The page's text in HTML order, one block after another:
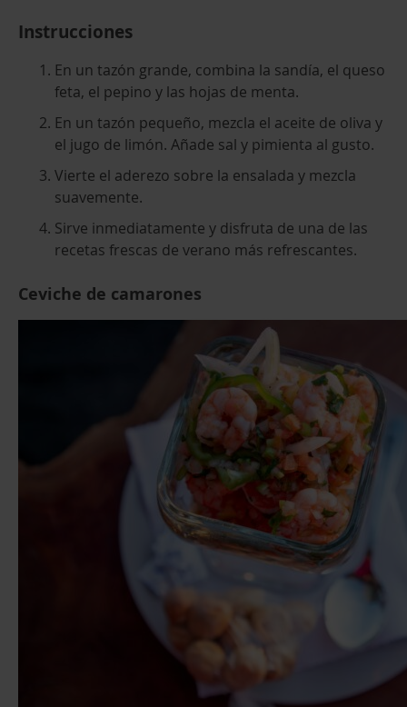
Instrucciones
En un tazón grande, combina la sandía, el queso
feta, el pepino y las hojas de menta.
En un tazón pequeño, mezcla el aceite de oliva y
el jugo de limón. Añade sal y pimienta al gusto.
Vierte el aderezo sobre la ensalada y mezcla
suavemente.
Sirve inmediatamente y disfruta de una de las
recetas frescas de verano más refrescantes.
Ceviche de camarones